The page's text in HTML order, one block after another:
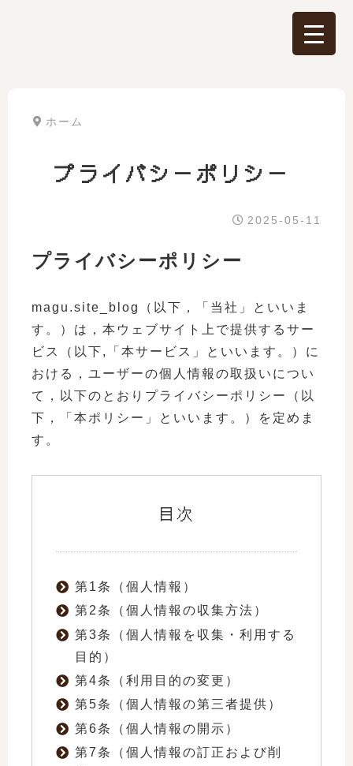
ホーム
プライバシーポリシー
2025-05-11
プライバシーポリシー
magu.site_blog（以下，「当社」といいま
す。）は，本ウェブサイト上で提供するサー
ビス（以下,「本サービス」といいます。）に
おける，ユーザーの個人情報の取扱いについ
て，以下のとおりプライバシーポリシー（以
下，「本ポリシー」といいます。）を定めま
す。
目次
第1条（個人情報）
第2条（個人情報の収集方法）
第3条（個人情報を収集・利用する
目的）
第4条（利用目的の変更）
第5条（個人情報の第三者提供）
第6条（個人情報の開示）
第7条（個人情報の訂正および削